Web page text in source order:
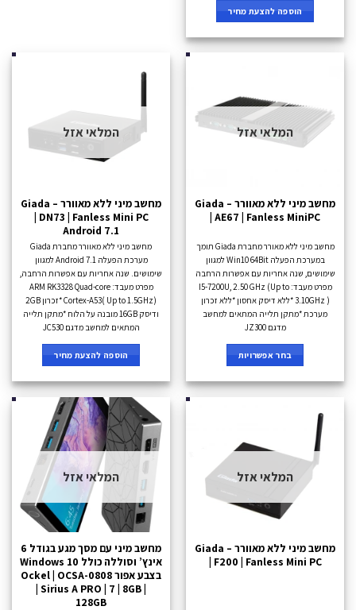
הוספה להצעת מחיר
המלאי אזל
מחשב מיני ללא מאוורר – Giada
| AE67 | Fanless MiniPC
מחשב מיני ללא מאורר מחברת Giada תומך
במערכת הפעלה Win10 64Bit למגוון
שימושים, שנה אחריות עם אפשרות הרחבה
מפרט מעבד: I5-7200U, 2.50 GHz (Up to
3.10GHz ) *ללא דיסק אחסון *ללא זכרון
מערכת *מתקן תלייה המתאים למחשב
מדגם JZ300
בחר אפשרויות
המלאי אזל
מחשב מיני ללא מאוורר – Giada
| DN73 | Fanless Mini PC
Android 7.1
מחשב מיני ללא מאוורר מחברת Giada
מערכת הפעלה Android 7.1 למגוון
שימושים. שנה אחריות עם אפשרות הרחבה,
מפרט מעבד: ARM RK3328 Quad-core
Cortex-A53( Up to 1.5GHz) *זכרון 2GB
ודיסק 16GB מובנה על הלוח *מתקן תלייה
המתאים למחשב מדגם JC530
הוספה להצעת מחיר
המלאי אזל
מחשב מיני ללא מאוורר – Giada
| F200 | Fanless Mini PC
המלאי אזל
מחשב מיני עם מסך מגע בגודל 6
אינץ’ וסוללה כולל Windows 10
בצבע אפור Ockel | OCSA-0808
| Sirius A PRO | 7 | 8GB |
128GB